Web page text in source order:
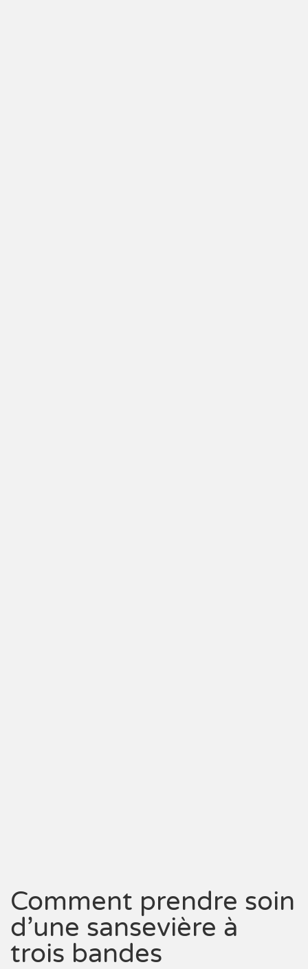
Comment prendre soin
d’une sansevière à
trois bandes